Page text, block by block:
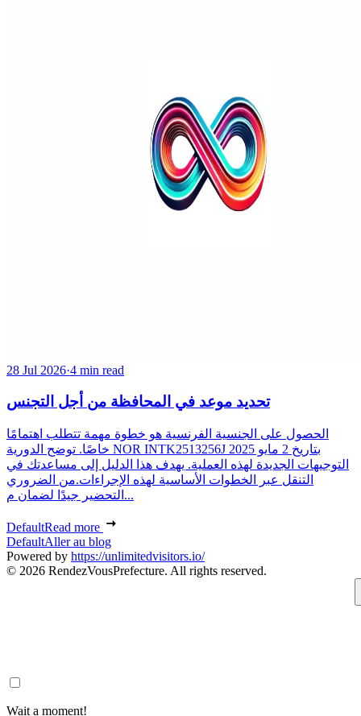
28 Jul 2026·4 min read
تحديد موعد في المحافظة من أجل التجنس
الحصول على الجنسية الفرنسية هو خطوة مهمة تتطلب اهتمامًا
خاصًا. توضح الدورية NOR INTK2513256J بتاريخ 2 مايو 2025
التوجيهات الجديدة لهذه العملية. يهدف هذا الدليل إلى مساعدتك في
التنقل عبر الخطوات الأساسية لهذه الإجراءات.من الضروري
التحضير جيدًا لضمان م...
DefaultRead more
DefaultAller au blog
Powered by https://unlimitedvisitors.io/
© 2026 RendezVousPrefecture. All rights reserved.
Wait a moment!